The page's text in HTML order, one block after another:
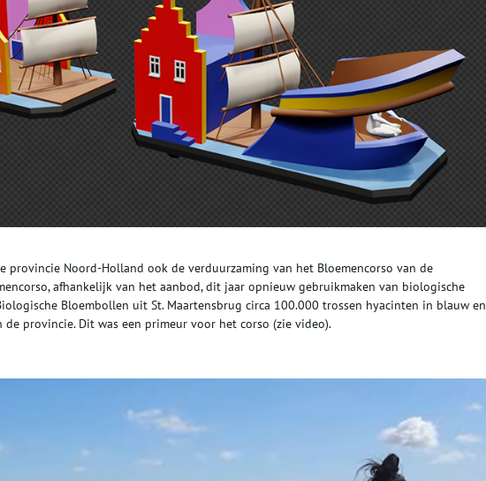
provincie Noord-Holland ook de verduurzaming van het Bloemencorso van de
afhankelijk van het aanbod, dit jaar opnieuw gebruikmaken van biologische
Bloembollen uit St. Maartensbrug circa 100.000 trossen hyacinten in blauw en
provincie. Dit was een primeur voor het corso (zie video).